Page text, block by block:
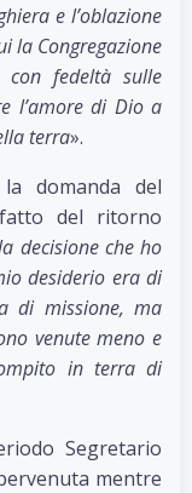
e l’oblazione
la Congregazione
con fedeltà sulle
l’amore di Dio a
terra».
domanda del
del ritorno
decisione che ho
desiderio era di
di missione, ma
venute meno e
in terra di
Segretario
mentre